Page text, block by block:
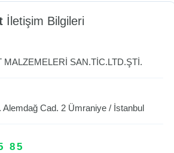
İletişim Bilgileri
MALZEMELERİ SAN.TİC.LTD.ŞTİ.
Alemdağ Cad. 2 Ümraniye / İstanbul
85